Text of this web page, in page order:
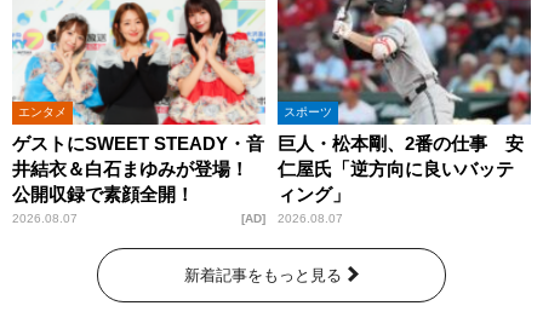
エンタメ
ゲストにSWEET STEADY・音
井結衣＆白石まゆみが登場！
公開収録で素顔全開！
2026.08.07 AD
スポーツ
巨人・松本剛、2番の仕事 安
仁屋氏「逆方向に良いバッテ
ィング」
2026.08.07
新着記事をもっと見る